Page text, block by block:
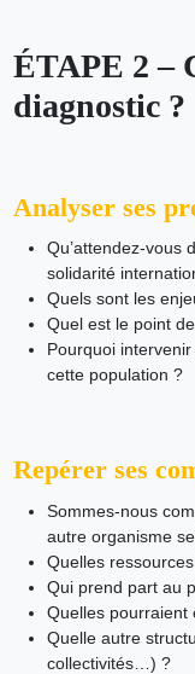
ÉTAPE 2 –
diagnostic ?
Analyser ses
Qu’attendez-vous
solidarité
Quels sont les
Quel est le point
Pourquoi
cette population ?
Repérer ses
Sommes-nous
autre organisme
Quelles
Qui prend part au
Quelles pourraient
Quelle autre
collectivités…) ?